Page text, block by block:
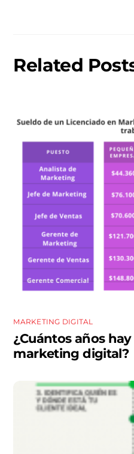
Related
MARKETING DIGITAL
¿Cuántos años
marketing digital?